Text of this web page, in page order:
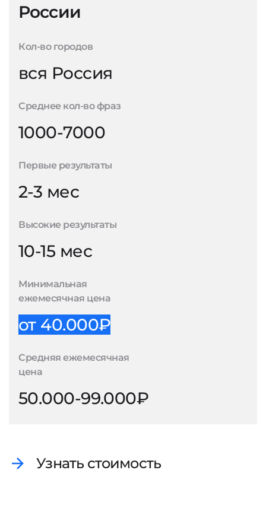
России
Кол-во городов
вся Россия
Среднее кол-во фраз
1000-7000
Первые результаты
2-3 мес
Высокие результаты
10-15 мес
Минимальная
ежемесячная цена
от 40.000₽
Средняя ежемесячная
цена
50.000-99.000₽
Узнать стоимость